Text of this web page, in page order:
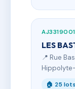
AJ3319001
LES
📍 Rue
🏠 25 lots